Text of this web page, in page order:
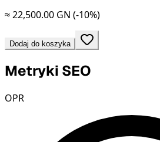
≈ 22,500.00 GN (-10%)
Dodaj do koszyka
Metryki SEO
OPR